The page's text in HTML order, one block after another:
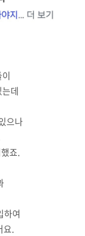
데
으나
죠.
하여
요.